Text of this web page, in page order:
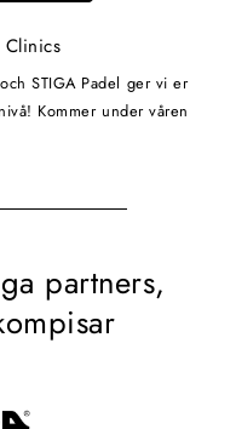
Clinics
STIGA Padel ger vi er
Kommer under våren
partners,